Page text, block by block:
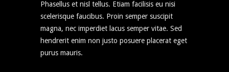
Phasellus et nisl tellus. Etiam facilisis eu nisi
scelerisque faucibus. Proin semper suscipit
magna, nec imperdiet lacus semper vitae. Sed
hendrerit enim non justo posuere placerat eget
purus mauris.